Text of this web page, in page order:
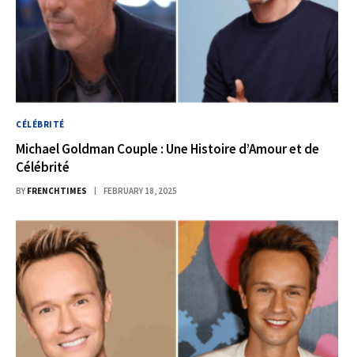
CÉLÉBRITÉ
Michael Goldman Couple : Une Histoire d’Amour et de
Célébrité
BY FRENCHTIMES FEBRUARY 18, 2025